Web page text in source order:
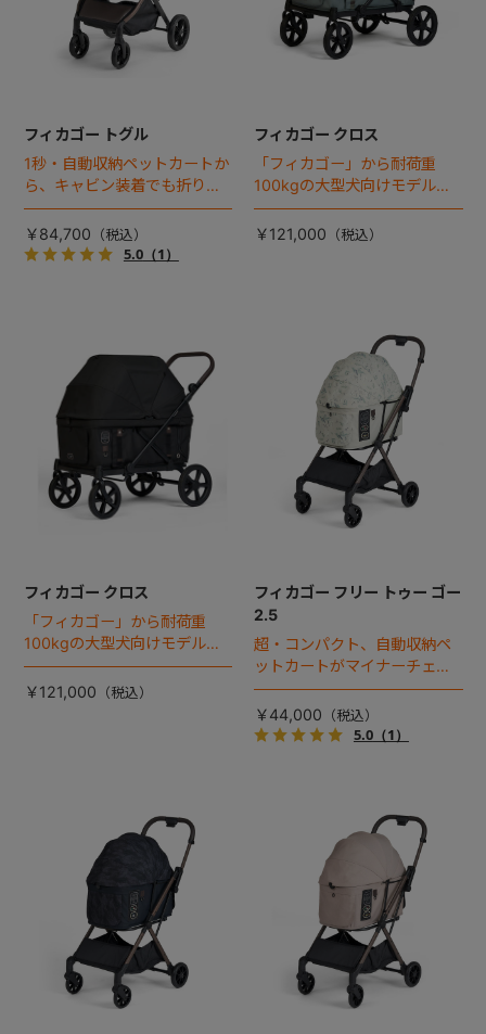
フィカゴー トグル
1秒・自動収納ペットカートか
ら、キャビン装着でも折りた
ためるモデルが登場！
￥84,700
5.0（1）
フィカゴー クロス
「フィカゴー」から耐荷重
100kgの大型犬向けモデルが
登場。
￥121,000
フィカゴー クロス
「フィカゴー」から耐荷重
100kgの大型犬向けモデルが
登場。
￥121,000
フィカゴー フリー トゥー ゴー
2.5
超・コンパクト、自動収納ペ
ットカートがマイナーチェン
ジ！
￥44,000
5.0（1）